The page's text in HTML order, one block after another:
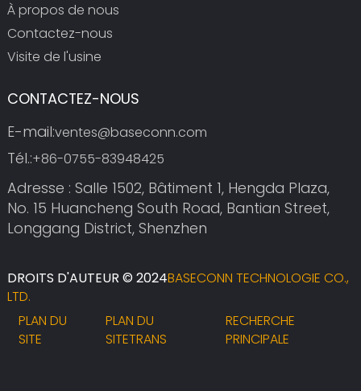
À propos de nous
Contactez-nous
Visite de l'usine
CONTACTEZ-NOUS
E-mail:ventes@baseconn.com
Tél.:+86-0755-83948425
Adresse : Salle 1502, Bâtiment 1, Hengda Plaza,
No. 15 Huancheng South Road, Bantian Street,
Longgang District, Shenzhen
DROITS D'AUTEUR © 2024BASECONN TECHNOLOGIE CO.,
LTD.
PLAN DU
SITE
PLAN DU
SITETRANS
RECHERCHE
PRINCIPALE